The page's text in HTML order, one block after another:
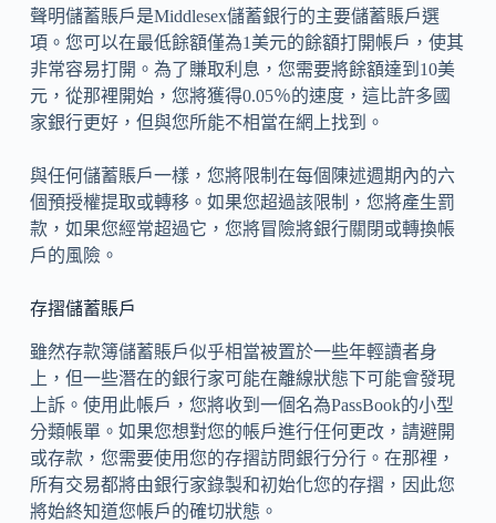
聲明儲蓄賬戶是Middlesex儲蓄銀行的主要儲蓄賬戶選
項。您可以在最低餘額僅為1美元的餘額打開帳戶，使其
非常容易打開。為了賺取利息，您需要將餘額達到10美
元，從那裡開始，您將獲得0.05％的速度，這比許多國
家銀行更好，但與您所能不相當在網上找到。
與任何儲蓄賬戶一樣，您將限制在每個陳述週期內的六
個預授權提取或轉移。如果您超過該限制，您將產生罰
款，如果您經常超過它，您將冒險將銀行關閉或轉換帳
戶的風險。
存摺儲蓄賬戶
雖然存款簿儲蓄賬戶似乎相當被置於一些年輕讀者身
上，但一些潛在的銀行家可能在離線狀態下可能會發現
上訴。使用此帳戶，您將收到一個名為PassBook的小型
分類帳單。如果您想對您的帳戶進行任何更改，請避開
或存款，您需要使用您的存摺訪問銀行分行。在那裡，
所有交易都將由銀行家錄製和初始化您的存摺，因此您
將始終知道您帳戶的確切狀態。